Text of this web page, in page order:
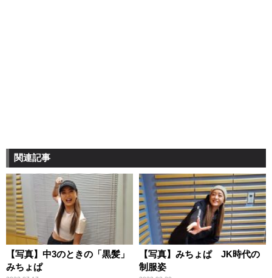
関連記事
【写真】中3のときの「黒髪」
みちょぱ
【写真】みちょぱ JK時代の
制服姿